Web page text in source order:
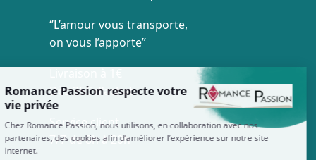
‘’L’amour vous transporte,
on vous l’apporte’’
Dès 35€ d'achat
Service client
7/7 de 8h à 20h